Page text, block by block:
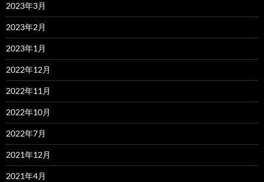
2023年3月
2023年2月
2023年1月
2022年12月
2022年11月
2022年10月
2022年7月
2021年12月
2021年4月